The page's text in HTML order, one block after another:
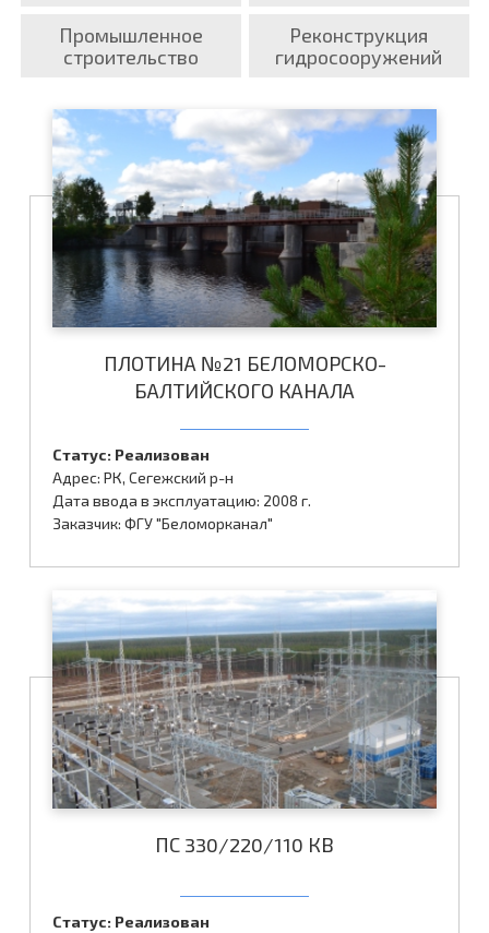
Промышленное
строительство
Реконструкция
гидросооружений
ПЛОТИНА №21 БЕЛОМОРСКО-
БАЛТИЙСКОГО КАНАЛА
Статус: Реализован
Адрес: РК, Сегежский р-н
Дата ввода в эксплуатацию: 2008 г.
Заказчик: ФГУ "Беломорканал"
ПС 330/220/110 КВ
Статус: Реализован